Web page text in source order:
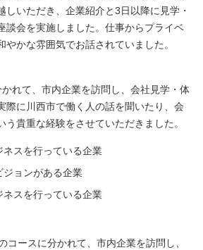
しいただき、企業紹介と3日以降に見学・
談会を実施しました。仕事からプライベ
やかな雰囲気でお話されていました。
れて、市内企業を訪問し、会社見学・体
際に川西市で働く人の話を聞いたり、会
う貴重な経験をさせていただきました。
ネスを行っている企業
ジョンがある企業
ネスを行っている企業
コースに分かれて、市内企業を訪問し、